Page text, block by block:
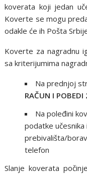
koverata koji jedan
Koverte se mogu
odakle će ih Pošta
Koverte za nagradnu
sa kriterijumima
Na prednjoj
RAČUN I POBEDI
Na poleđini
podatke
prebivališta/
telefon
Slanje koverata